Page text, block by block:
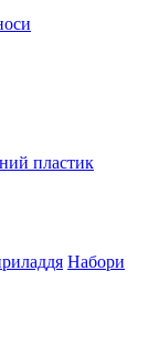
пластик
Набори